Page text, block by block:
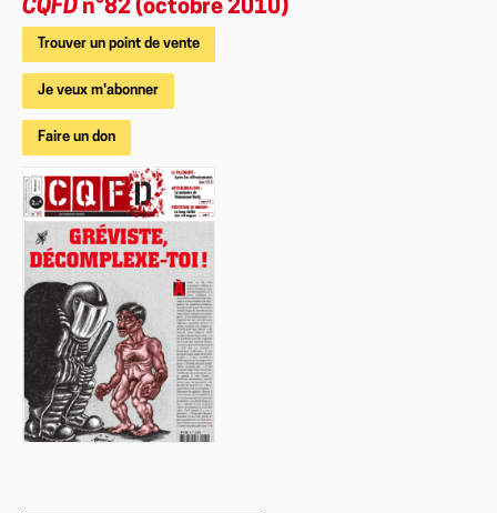
CQFD n°82 (octobre 2010)
Trouver un point de vente
Je veux m'abonner
Faire un don